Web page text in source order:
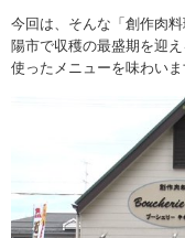
今回は、そんな「創作肉
陽市で収穫の最盛期を迎
使ったメニューを味わいま